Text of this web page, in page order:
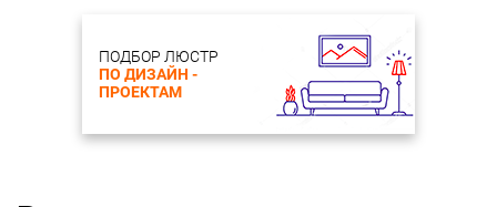
ПОДБОР ЛЮСТР
ПО ДИЗАЙН -
ПРОЕКТАМ